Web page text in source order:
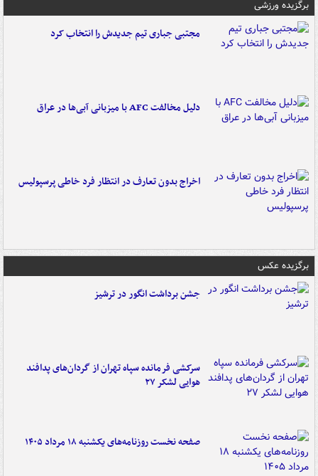
برگزیده ورزشی
مجتبی جباری تیم جدیدش را انتخاب کرد
دلیل مخالفت AFC با میزبانی آبی‌ها در عراق
اخراج بدون تعارف در انتظار فرد خاطی پرسپولیس
برگزیده عکس
جشن برداشت انگور در ترشیز
سرکشی فرمانده سپاه تهران از گردان‌های پدافند
هوایی لشکر ۲۷
صفحه نخست روزنامه‌های یکشنبه ۱۸ مرداد ۱۴۰۵